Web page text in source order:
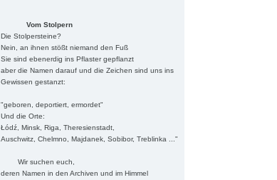
Vom Stolpern
Die Stolpersteine?
Nein, an ihnen stößt niemand den Fuß
Sie sind ebenerdig ins Pflaster gepflanzt
aber die Namen darauf und die Zeichen sind uns ins
Gewissen gestanzt:
"geboren, deportiert, ermordet"
Und die Orte:
Łódź, Minsk, Riga, Theresienstadt,
Auschwitz, Chelmno, Majdanek, Sobibor, Treblinka ..."
Wir suchen euch,
deren Namen in den Archiven und im Himmel